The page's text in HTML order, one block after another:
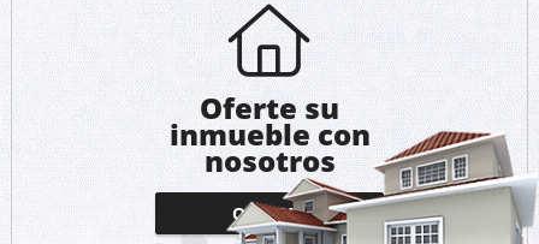
Oferte su
inmueble con
nosotros
OFERTAR